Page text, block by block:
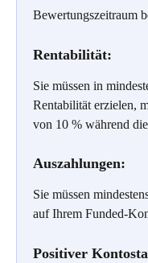
Bewertungszeitraum
Rentabilität:
Sie müssen in
Rentabilität erzielen,
von 10 % während
Auszahlungen:
Sie müssen
auf Ihrem Funded-
Positiver